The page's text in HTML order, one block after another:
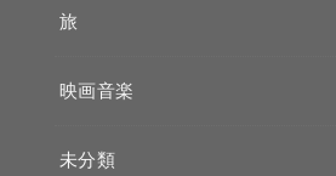
旅
映画音楽
未分類